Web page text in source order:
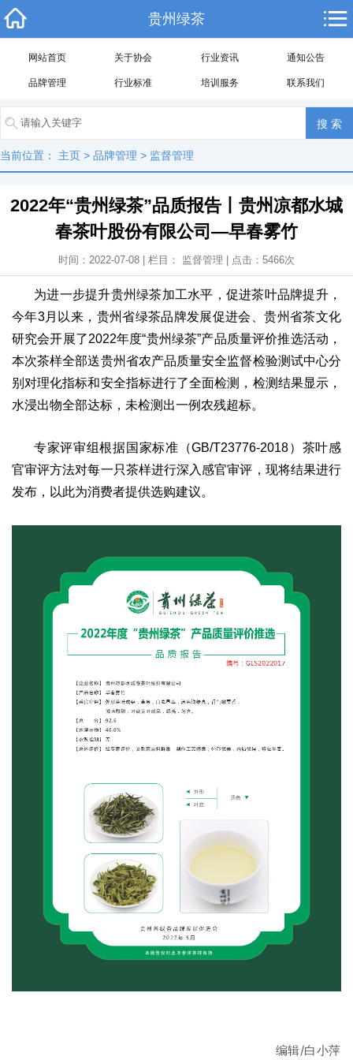
贵州绿茶
网站首页 关于协会 行业资讯 通知公告
品牌管理 行业标准 培训服务 联系我们
当前位置： 主页 > 品牌管理 > 监督管理
2022年“贵州绿茶”品质报告丨贵州凉都水城
春茶叶股份有限公司—早春雾竹
时间：2022-07-08 | 栏目： 监督管理 | 点击： 5466次
为进一步提升贵州绿茶加工水平，促进茶叶品牌提升，
今年3月以来，贵州省绿茶品牌发展促进会、贵州省茶文化
研究会开展了2022年度“贵州绿茶”产品质量评价推选活动，
本次茶样全部送贵州省农产品质量安全监督检验测试中心分
别对理化指标和安全指标进行了全面检测，检测结果显示，
水浸出物全部达标，未检测出一例农残超标。
专家评审组根据国家标准（GB/T23776-2018）茶叶感
官审评方法对每一只茶样进行深入感官审评，现将结果进行
发布，以此为消费者提供选购建议。
编辑/白小萍